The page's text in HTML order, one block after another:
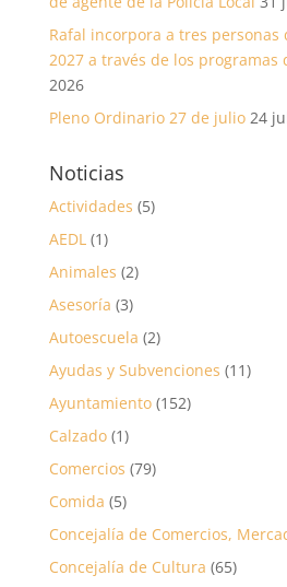
Rafal incorpora a tres personas
2027 a través de los programas
2026
Pleno Ordinario 27 de julio 24
Noticias
Actividades (5)
AEDL(1)
Animales (2)
Asesoría (3)
Autoescuela (2)
Ayudas y Subvenciones (11)
Ayuntamiento(152)
Calzado(1)
Comercios (79)
Comida (5)
Concejalía de Comercios,
Concejalía de Cultura (65)